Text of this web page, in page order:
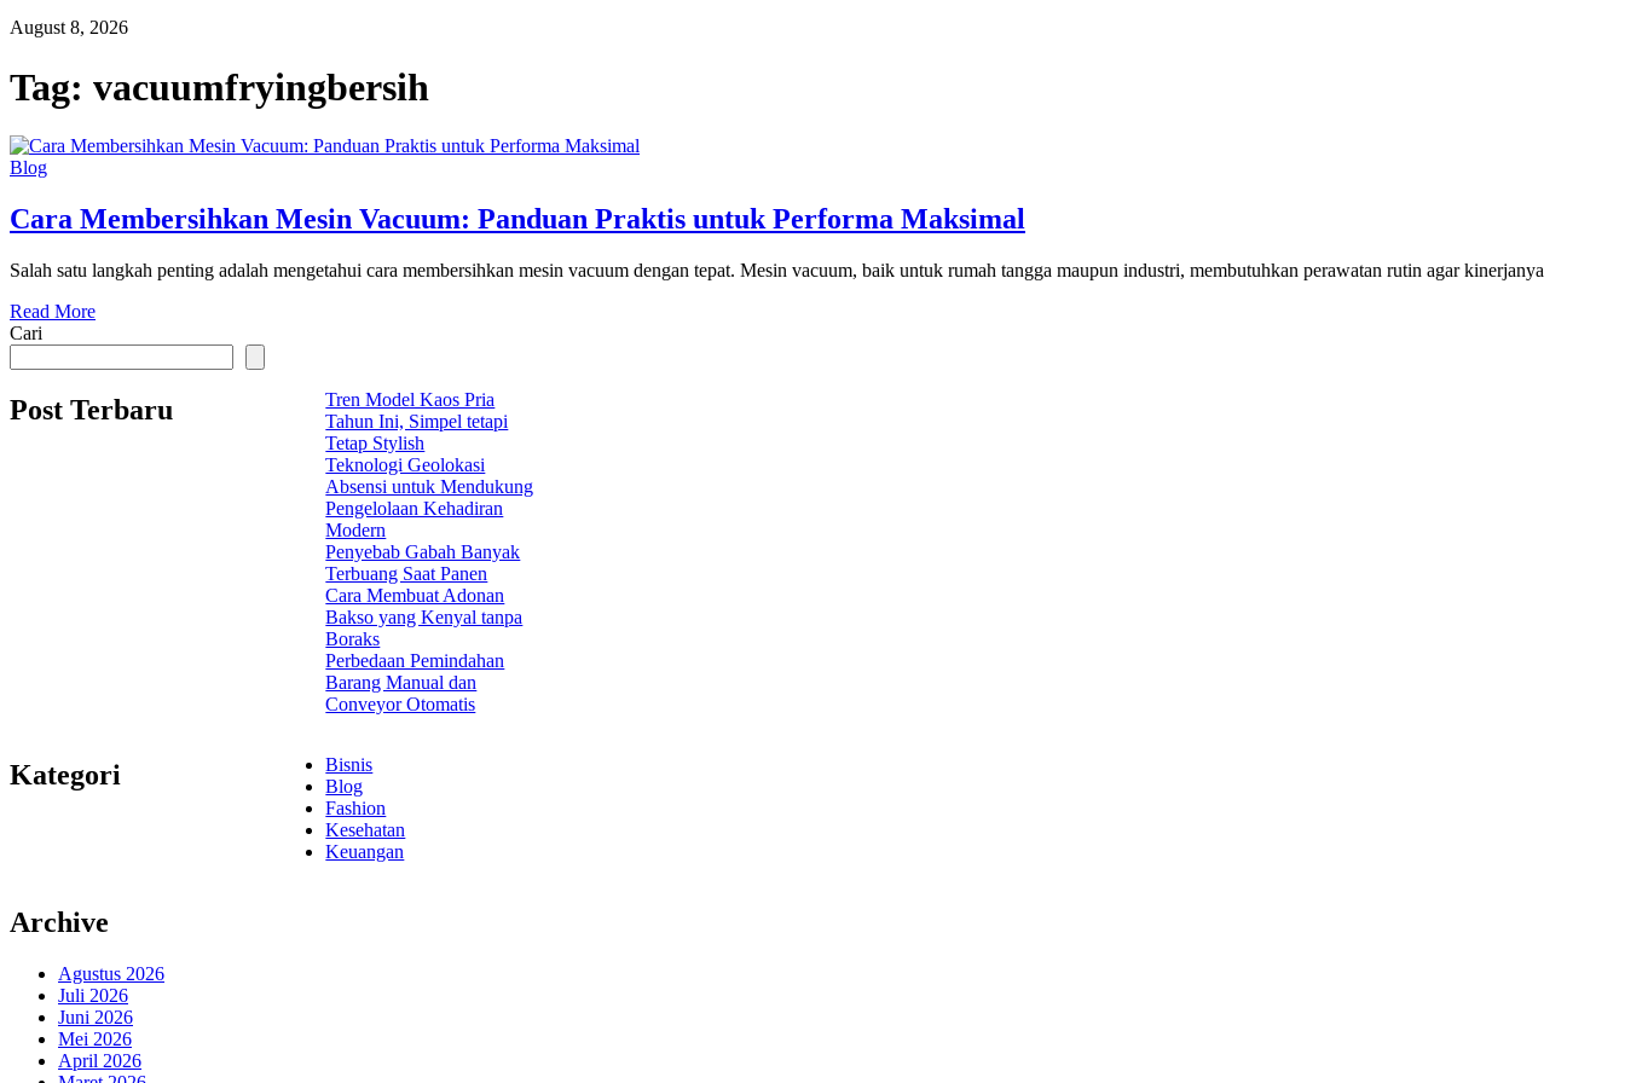
August 8, 2026
Tag: vacuumfryingbersih
Blog
Cara Membersihkan Mesin Vacuum: Panduan Praktis untuk Performa Maksimal
Salah satu langkah penting adalah mengetahui cara membersihkan mesin vacuum dengan tepat. Mesin vacuum, baik untuk rumah tangga maupun industri, membutuhkan perawatan rutin agar kinerjanya
Read More
Cari
Post Terbaru
Tren Model Kaos Pria
Tahun Ini, Simpel tetapi
Tetap Stylish
Teknologi Geolokasi
Absensi untuk Mendukung
Pengelolaan Kehadiran
Modern
Penyebab Gabah Banyak
Terbuang Saat Panen
Cara Membuat Adonan
Bakso yang Kenyal tanpa
Boraks
Perbedaan Pemindahan
Barang Manual dan
Conveyor Otomatis
Kategori
Bisnis
Blog
Fashion
Kesehatan
Keuangan
Archive
Agustus 2026
Juli 2026
Juni 2026
Mei 2026
April 2026